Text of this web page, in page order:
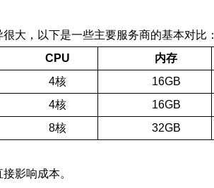
大，以下是一些主要服务商的基本对比：
CPU 内存
4核 16GB
4核 16GB
8核 32GB
影响成本。